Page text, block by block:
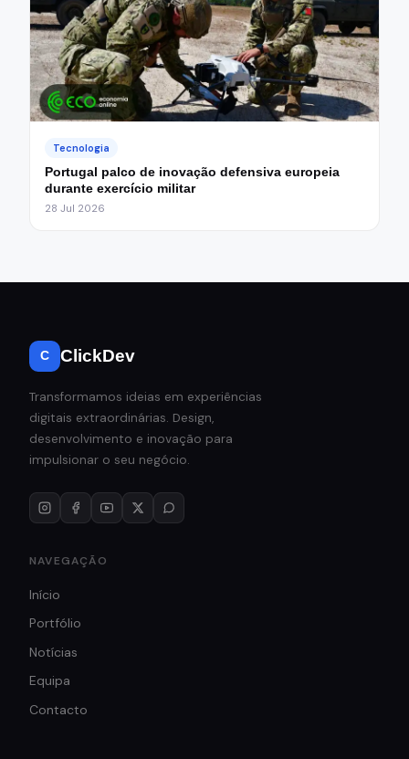
Tecnologia
Portugal palco de inovação defensiva europeia
durante exercício militar
28 Jul 2026
C ClickDev
Transformamos ideias em experiências
digitais extraordinárias. Design,
desenvolvimento e inovação para
impulsionar o seu negócio.
NAVEGAÇÃO
Início
Portfólio
Notícias
Equipa
Contacto